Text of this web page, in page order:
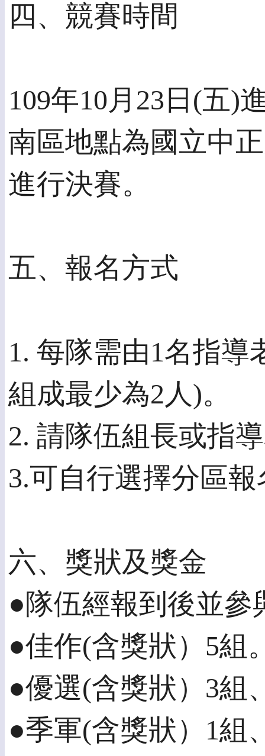
四、競賽時間
109年10月23日(五)
南區地點為國立中
進行決賽。
五、報名方式
1. 每隊需由1名指導
組成最少為2人)。
2. 請隊伍組長或指
3.可自行選擇分區報
六、獎狀及獎金
●隊伍經報到後並參
●佳作(含獎狀）5組
●優選(含獎狀）3組
●季軍(含獎狀）1組